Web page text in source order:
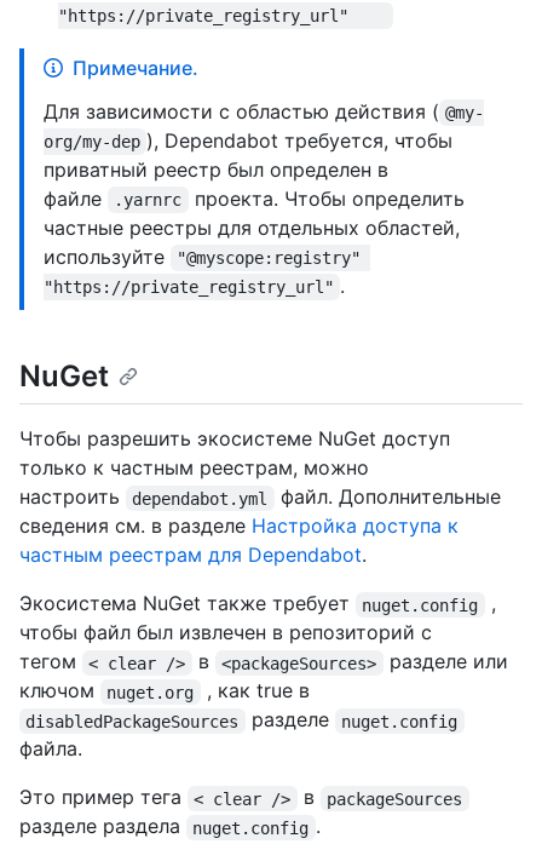
"https://private_registry_url"
Примечание.
Для зависимости с областью действия ( @my-
org/my-dep ), Dependabot требуется, чтобы
приватный реестр был определен в
файле
.yarnrc
проекта. Чтобы определить
частные реестры для отдельных областей,
используйте
"@myscope:registry"
"https://private_registry_url" .
NuGet
Чтобы разрешить экосистеме NuGet доступ
только к частным реестрам, можно
настроить
dependabot.yml
файл. Дополнительные
сведения см. в разделе Настройка доступа к
частным реестрам для Dependabot.
Экосистема NuGet также требует
nuget.config
,
чтобы файл был извлечен в репозиторий с
тегом
< clear /> в <packageSources>
разделе или
ключом
nuget.org , как true в
disabledPackageSources разделе nuget.config
файла.
Это пример тега
< clear /> в packageSources
разделе раздела nuget.config .